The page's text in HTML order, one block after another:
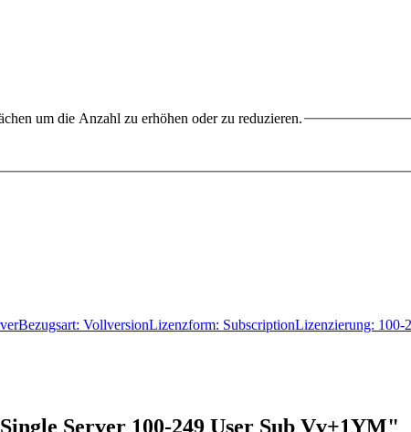
um die Anzahl zu erhöhen oder zu reduzieren.
VollversionLizenzform: SubscriptionLizenzierung:
Server 100-249 User Sub Vv+1YM"